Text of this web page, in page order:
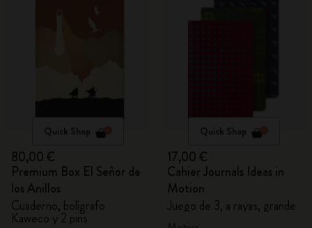
Quick Shop
80,00 €
Premium Box El Señor de
los Anillos
Cuaderno, bolígrafo
Kaweco y 2 pins
Quick Shop
17,00 €
Cahier Journals Ideas in
Motion
Juego de 3, a rayas, grande